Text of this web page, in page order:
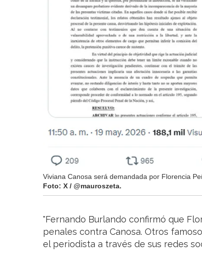
Viviana Canosa será demandada por Florencia
Foto: X / @mauroszeta.
"Fernando Burlando confirmó que
penales contra Canosa. Otros
el periodista a través de sus redes